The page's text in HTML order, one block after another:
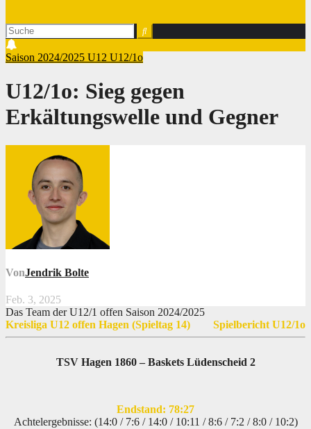
Saison 2024/2025 U12 U12/1o
U12/1o: Sieg gegen
Erkältungswelle und Gegner
VonJendrik Bolte
Feb. 3, 2025
Das Team der U12/1 offen Saison 2024/2025
Kreisliga U12 offen Hagen (Spieltag 14)
Spielbericht U12/1o
TSV Hagen 1860 – Baskets Lüdenscheid 2
Endstand: 78:27
Achtelergebnisse: (14:0 / 7:6 / 14:0 / 10:11 / 8:6 / 7:2 / 8:0 / 10:2)